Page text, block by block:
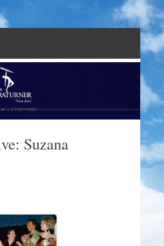
Suzana